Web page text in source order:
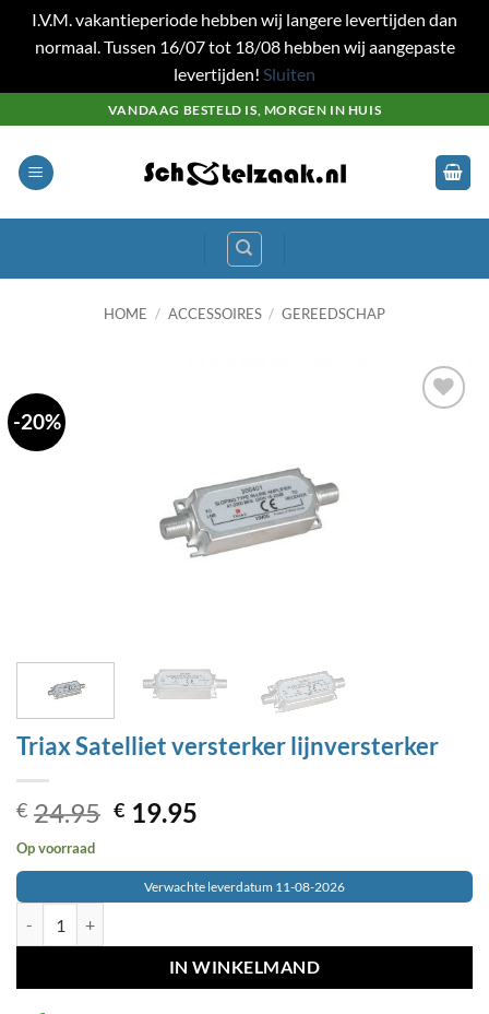
I.V.M. vakantieperiode hebben wij langere levertijden dan
normaal. Tussen 16/07 tot 18/08 hebben wij aangepaste
levertijden! Sluiten
naar
inhoud
VANDAAG BESTELD IS, MORGEN IN HUIS
HOME / ACCESSOIRES / GEREEDSCHAP
-20%
Triax Satelliet versterker lijnversterker
€ 24.95 Oorspronkelijke
was:
€24.95.
€ 19.95
is:
€19.95.
Op voorraad
Verwachte leverdatum 11-08-2026
IN WINKELMAND